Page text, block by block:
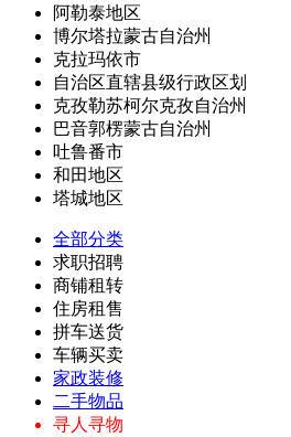
阿勒泰地区
博尔塔拉蒙古自治州
克拉玛依市
自治区直辖县级行政区划
克孜勒苏柯尔克孜自治州
巴音郭楞蒙古自治州
吐鲁番市
和田地区
塔城地区
全部分类
求职招聘
商铺租转
住房租售
拼车送货
车辆买卖
家政装修
二手物品
寻人寻物